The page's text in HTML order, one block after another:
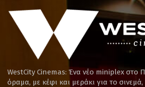
WestCity Cinemas: Ένα νέο miniplex στο
όραμα, με κέφι και μεράκι για το